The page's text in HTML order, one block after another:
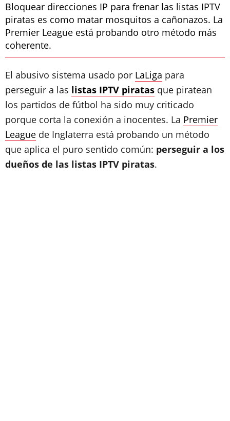
Bloquear direcciones IP para frenar las listas IPTV
piratas es como matar mosquitos a cañonazos. La
Premier League está probando otro método más
coherente.
El abusivo sistema usado por LaLiga para
perseguir a las listas IPTV piratas que piratean
los partidos de fútbol ha sido muy criticado
porque corta la conexión a inocentes. La Premier
League de Inglaterra está probando un método
que aplica el puro sentido común: perseguir a los
dueños de las listas IPTV piratas.